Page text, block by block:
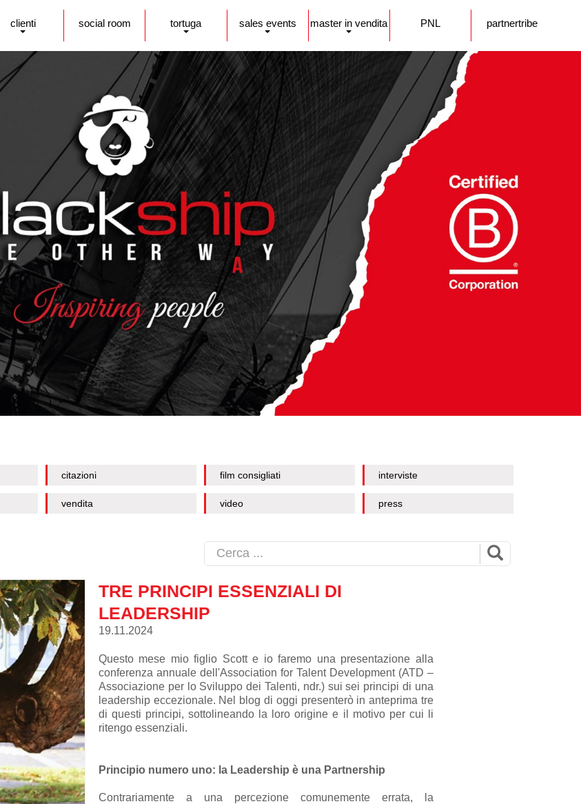
clienti social room tortuga sales events master in vendita PNL partnertribe
citazioni film consigliati interviste
vendita video press
TRE PRINCIPI ESSENZIALI DI
LEADERSHIP
19.11.2024
Questo mese mio figlio Scott e io faremo una presentazione alla
conferenza annuale dell'Association for Talent Development (ATD –
Associazione per lo Sviluppo dei Talenti, ndr.) sui sei principi di una
leadership eccezionale. Nel blog di oggi presenterò in anteprima tre
di questi principi, sottolineando la loro origine e il motivo per cui li
ritengo essenziali.
Principio numero uno: la Leadership è una Partnership
Contrariamente a una percezione comunemente errata, la